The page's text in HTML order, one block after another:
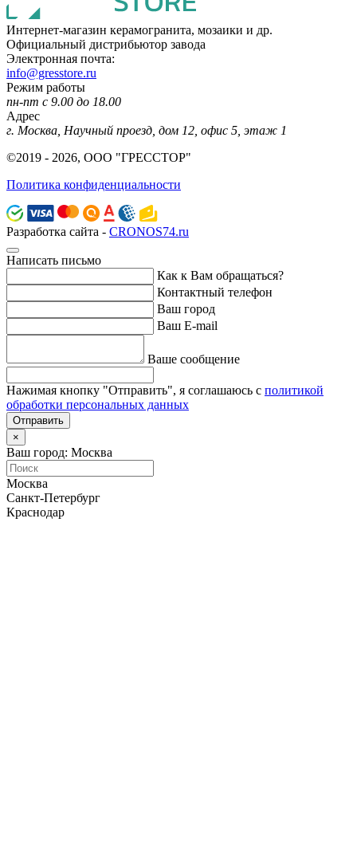
Интернет-магазин керамогранита, мозаики и др.
Официальный дистрибьютор завода
Электронная почта:
info@gresstore.ru
Режим работы
пн-пт с 9.00 до 18.00
Адрес
г. Москва, Научный проезд, дом 12, офис 5, этаж 1
©2019 - 2026, ООО "ГРЕССТОР"
Политика конфиденциальности
Разработка сайта - CRONOS74.ru
Написать письмо
Как к Вам обращаться?
Контактный телефон
Ваш город
Ваш E-mail
Ваше сообщение
Нажимая кнопку "Отправить", я соглашаюсь с политикой
обработки персональных данных
Отправить
×
Ваш город: Москва
Москва
Санкт-Петербург
Краснодар